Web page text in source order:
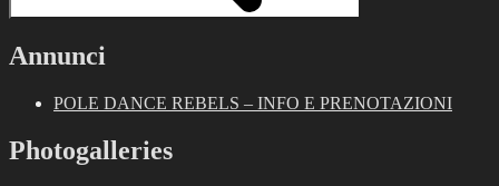
Annunci
POLE DANCE REBELS – INFO E PRENOTAZIONI
Photogalleries